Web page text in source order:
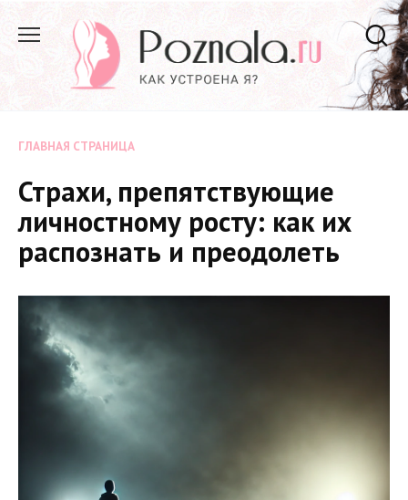
содержанию
ГЛАВНАЯ СТРАНИЦА
Страхи, препятствующие
личностному росту: как их
распознать и преодолеть